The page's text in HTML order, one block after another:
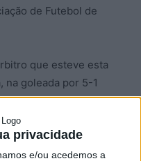
privacidade
e/ou acedemos a
de Futebol de
que esteve esta
na goleada por 5-1
último classificado